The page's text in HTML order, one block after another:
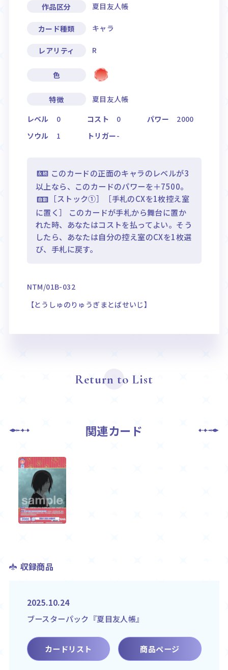
作品区分 夏目友人帳
カード種類 キャラ
レアリティ R
色
特徴
夏目友人帳
レベル
0 コスト 0 パワー
2000
ソウル
1 トリガー-
このカードの正面のキャラのレベルが3
以上なら、このカードのパワーを＋7500。
［ストック①］［手札のCXを1枚控え室
に置く］ このカードが手札から舞台に置か
れた時、あなたはコストを払ってよい。そう
したら、あなたは自分の控え室のCXを1枚選
び、手札に戻す。
NTM/01B-032
【とうしゅのりゅうぎまとばせいじ】
Return to List
関連カード
収録商品
2025.10.24
ブースターパック『夏目友人帳』
カードリスト 商品ページ